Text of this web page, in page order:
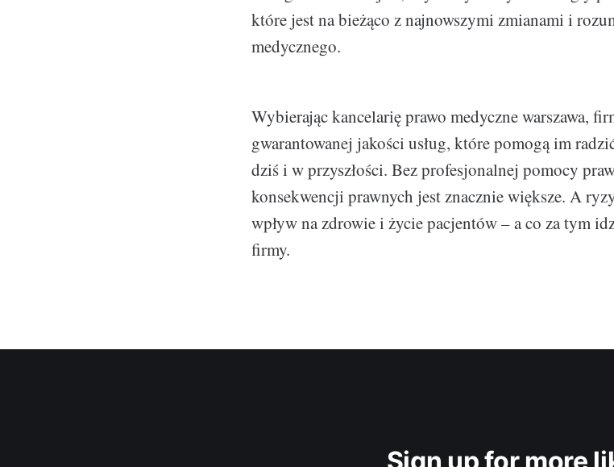
które jest na bieżąco z najnowszymi zmianami i
medycznego.
Wybierając kancelarię prawo medyczne warszawa,
gwarantowanej jakości usług, które pomogą im
dziś i w przyszłości. Bez profesjonalnej pomocy
konsekwencji prawnych jest znacznie większe. A
wpływ na zdrowie i życie pacjentów – a co za tym
firmy.